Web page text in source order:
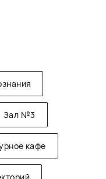
Зал №3
кафе